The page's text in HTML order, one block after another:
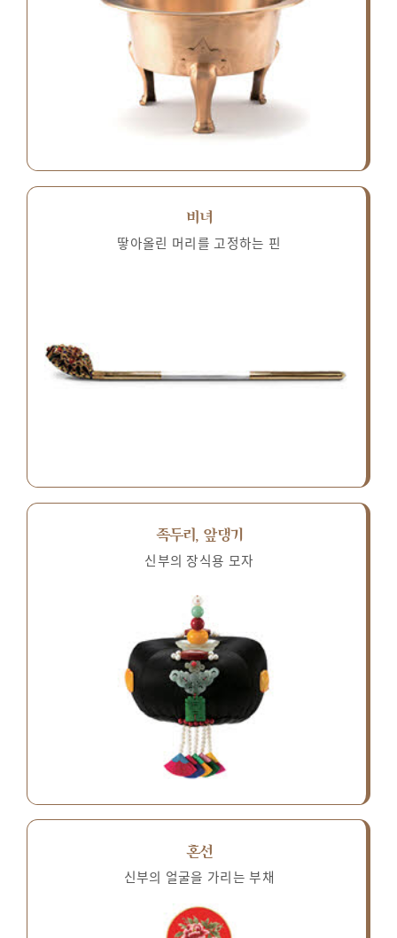
비녀
땋아올린 머리를 고정하는 핀
족두리, 앞댕기
신부의 장식용 모자
혼선
신부의 얼굴을 가리는 부채